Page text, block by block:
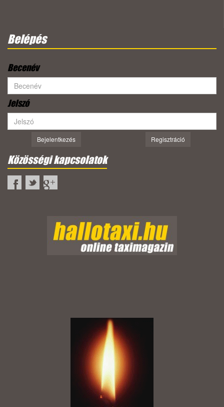
Belépés
Becenév
Jelszó
Bejelentkezés Regisztráció
Közösségi kapcsolatok